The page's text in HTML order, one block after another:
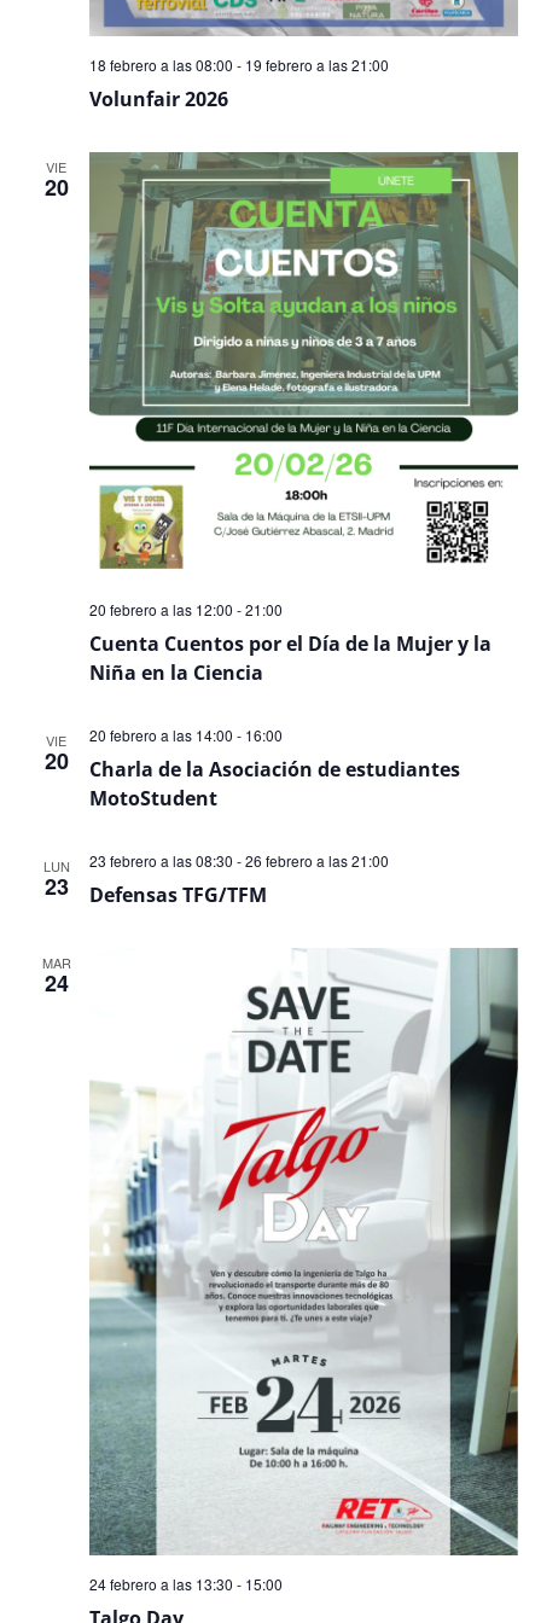
Volunfair 2026
18 febrero a las 08:00 - 19 febrero a las 21:00
VIE
20
Cuenta Cuentos por el Día de la Mujer y la
Niña en la Ciencia
20 febrero a las 12:00 -21:00
VIE
20
Charla de la Asociación de estudiantes
MotoStudent
20 febrero a las 14:00 - 16:00
LUN
23 Defensas TFG/TFM
23 febrero a las 08:30 -26 febrero a las 21:00
MAR
24
24 febrero a las 13:30 - 15:00